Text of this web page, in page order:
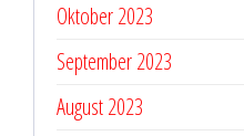
Oktober 2023
September 2023
August 2023